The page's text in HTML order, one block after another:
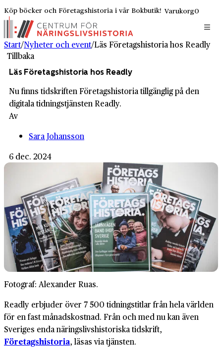
Köp böcker och Företagshistoria i vår Bokbutik! Varukorg0
Start/Nyheter och event/Läs Företagshistoria hos Readly
Tillbaka
Läs Företagshistoria hos Readly
Nu finns tidskriften Företagshistoria tillgänglig på den
digitala tidningstjänsten Readly.
Av
Sara Johansson
6 dec. 2024
Fotograf: Alexander Ruas.
Readly erbjuder över 7 500 tidningstitlar från hela världen
för en fast månadskostnad. Från och med nu kan även
Sveriges enda näringslivshistoriska tidskrift,
Företagshistoria, läsas via tjänsten.